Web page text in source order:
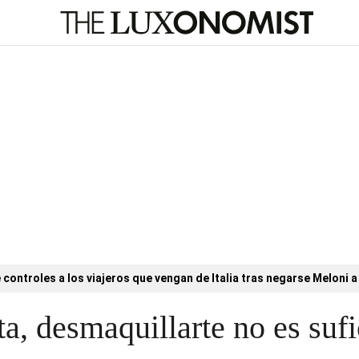
controles a los viajeros que vengan de Italia tras negarse Meloni
desmaquillarte no es